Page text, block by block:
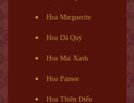
Hoa Marguerite
Hoa Dã Quỳ
Hoa Mai Xanh
Hoa Pansee
Hoa Thiên Điểu